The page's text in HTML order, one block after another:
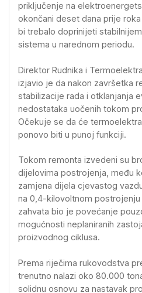
priključenje na
okončani deset dana prije
bi trebalo doprinijeti
sistema u narednom periodu.
Direktor Rudnika i
izjavio je da nakon završetka
stabilizacije rada i otklanjanja
nedostataka uočenih tokom
Očekuje se da će
ponovo biti u punoj funkciji.
Tokom remonta izvedeni su
dijelovima postrojenja, među
zamjena dijela cjevastog
na 0,4-kilovoltnom
zahvata bio je povećanje
mogućnosti neplaniranih
proizvodnog ciklusa.
Prema riječima rukovodstva
trenutno nalazi oko 80.000
solidnu osnovu za nastavak